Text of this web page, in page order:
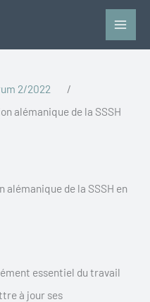
2/2022
/
alémanique de la SSSH
de la SSSH en
essentiel du travail
à jour ses